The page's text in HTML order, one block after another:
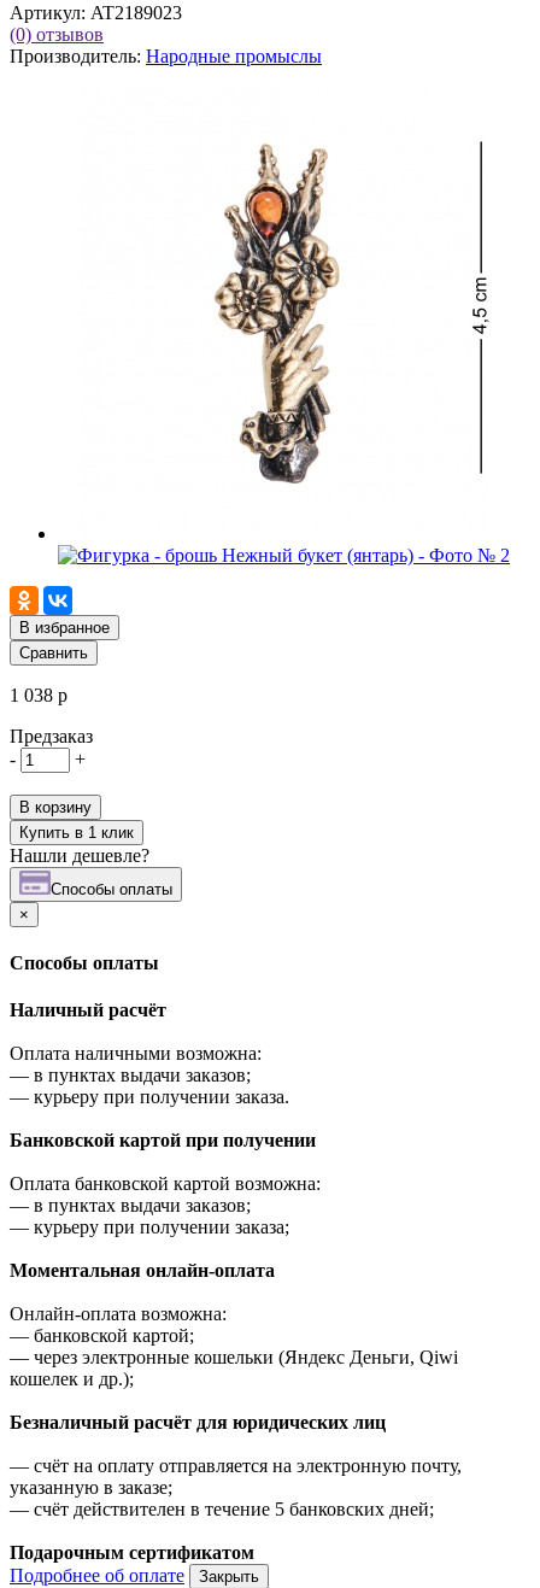
Артикул: AT2189023
(0) отзывов
Производитель: Народные промыслы
В избранное
Сравнить
1 038 р
Предзаказ
-
+
В корзину
Купить в 1 клик
Нашли дешевле?
Cпособы оплаты
×
Cпособы оплаты
Наличный расчёт
Оплата наличными возможна:
— в пунктах выдачи заказов;
— курьеру при получении заказа.
Банковской картой при получении
Оплата банковской картой возможна:
— в пунктах выдачи заказов;
— курьеру при получении заказа;
Моментальная онлайн-оплата
Онлайн-оплата возможна:
— банковской картой;
— через электронные кошельки (Яндекс Деньги, Qiwi
кошелек и др.);
Безналичный расчёт для юридических лиц
— счёт на оплату отправляется на электронную почту,
указанную в заказе;
— счёт действителен в течение 5 банковских дней;
Подарочным сертификатом
Подробнее об оплате
Закрыть